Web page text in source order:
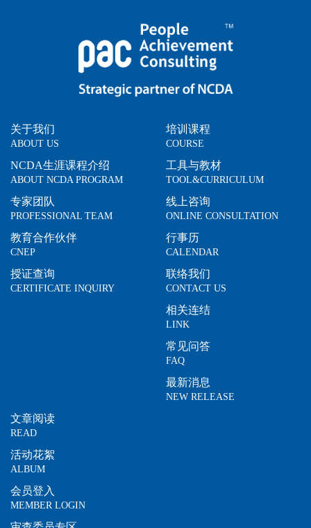
关于我们
ABOUT US
NCDA生涯课程介绍
ABOUT NCDA PROGRAM
专家团队
PROFESSIONAL TEAM
教育合作伙伴
CNEP
授证查询
CERTIFICATE INQUIRY
培训课程
COURSE
工具与教材
TOOL&CURRICULUM
线上咨询
ONLINE CONSULTATION
行事历
CALENDAR
联络我们
CONTACT US
相关连结
LINK
常见问答
FAQ
最新消息
NEW RELEASE
文章阅读
READ
活动花絮
ALBUM
会员登入
MEMBER LOGIN